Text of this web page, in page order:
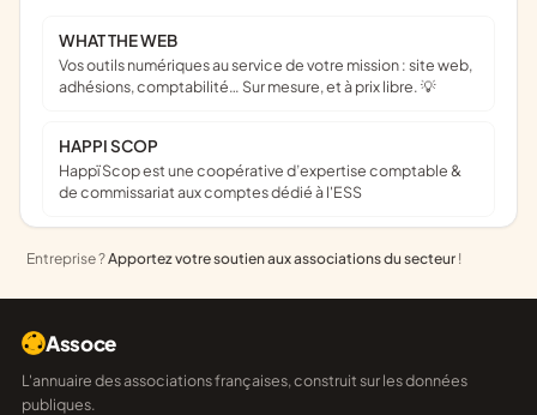
WHAT THE WEB
Vos outils numériques au service de votre mission : site web,
adhésions, comptabilité… Sur mesure, et à prix libre. 💡
HAPPI SCOP
Happï Scop est une coopérative d’expertise comptable &
de commissariat aux comptes dédié à l'ESS
Entreprise ?Apportez votre soutien aux associations du secteur !
Assoce
L'annuaire des associations françaises, construit sur les données
publiques.